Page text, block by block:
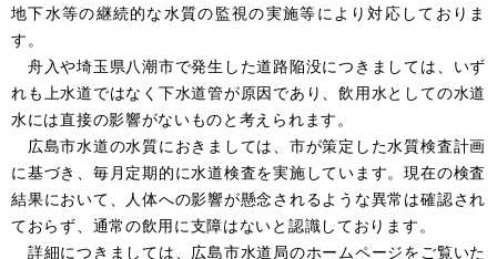
地下水等の継続的な水質の監視の実施等により対応しておりま
す。
舟入や埼玉県八潮市で発生した道路陥没につきましては、いず
れも上水道ではなく下水道管が原因であり、飲用水としての水道
水には直接の影響がないものと考えられます。
広島市水道の水質におきましては、市が策定した水質検査計画
に基づき、毎月定期的に水道検査を実施しています。現在の検査
結果において、人体への影響が懸念されるような異常は確認され
ておらず、通常の飲用に支障はないと認識しております。
詳細につきましては、広島市水道局のホームページをご覧いた